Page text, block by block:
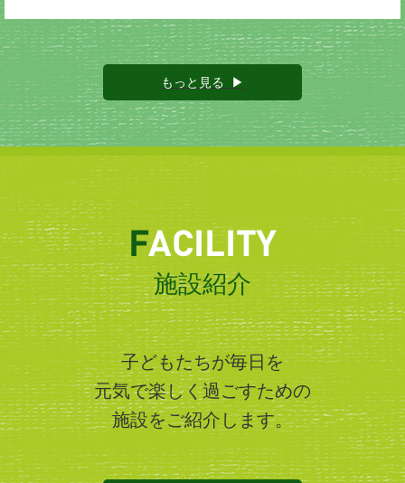
もっと見る
FACILITY
施設紹介
子どもたちが毎日を
元気で楽しく過ごすための
施設をご紹介します。